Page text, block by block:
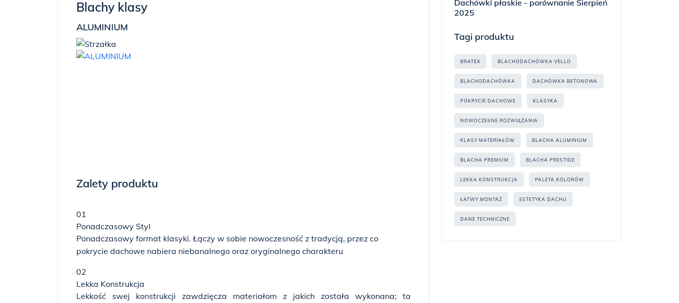
Blachy klasy
ALUMINIUM
Zalety produktu
01
Ponadczasowy Styl
Ponadczasowy format klasyki. Łączy w sobie nowoczesność z tradycją, przez co
pokrycie dachowe nabiera niebanalnego oraz oryginalnego charakteru
02
Lekka Konstrukcja
Lekkość swej konstrukcji zawdzięcza materiałom z jakich została wykonana; ta
Dachówki płaskie - porównanie Sierpień
2025
Tagi produktu
BRATEX BLACHODACHÓWKA VELLO
BLACHODACHÓWKA DACHÓWKA BETONOWA
POKRYCIE DACHOWE KLASYKA
NOWOCZESNE ROZWIĄZANIA
KLASY MATERIAŁÓW BLACHA ALUMINIUM
BLACHA PREMIUM BLACHA PRESTIGE
LEKKA KONSTRUKCJA PALETA KOLORÓW
ŁATWY MONTAŻ ESTETYKA DACHU
DANE TECHNICZNE